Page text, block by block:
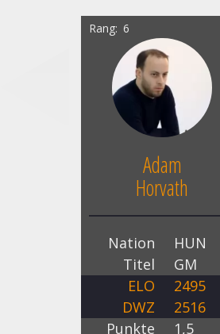
Rang 6
Adam
Horvath
Nation
HUN
Titel
GM
ELO
2495
DWZ
2516
Punkte
1,5